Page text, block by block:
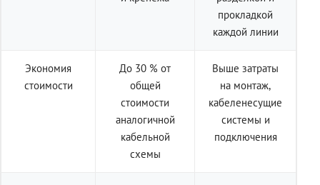
прокладкой
каждой линии
Экономия
стоимости
До 30 % от
общей
стоимости
аналогичной
кабельной
схемы
Выше затраты
на монтаж,
кабеленесущие
системы и
подключения